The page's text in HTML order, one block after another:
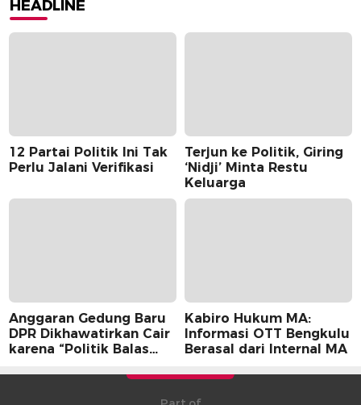
HEADLINE
12 Partai Politik Ini Tak
Perlu Jalani Verifikasi
Terjun ke Politik, Giring
‘Nidji’ Minta Restu
Keluarga
Anggaran Gedung Baru
DPR Dikhawatirkan Cair
karena “Politik Balas
Kabiro Hukum MA:
Informasi OTT Bengkulu
Berasal dari Internal MA